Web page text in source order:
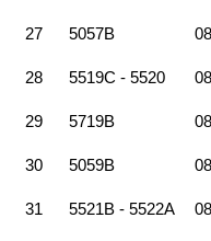
27 5057B
28 5519C - 5520
29 5719B
30 5059B
31 5521B - 5522A